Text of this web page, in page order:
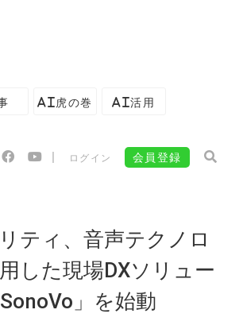
AI虎の巻 AI活用
ログイン 会員登録
ティ、音声テクノロ
した現場DXソリュー
」を始動